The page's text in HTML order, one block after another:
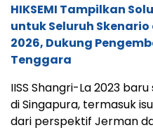
HIKSEMI Tampilkan
untuk Seluruh
2026, Dukung
Tenggara
IISS Shangri-La 2023
di Singapura, termasuk
dari perspektif Jerman